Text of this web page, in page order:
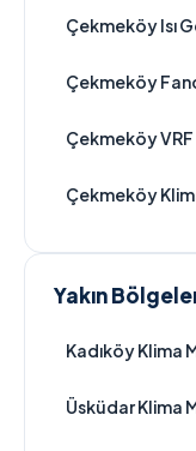
Çekmeköy Isı
Çekmeköy
Çekmeköy VRF
Çekmeköy
Yakın
Kadıköy Klima
Üsküdar Klima